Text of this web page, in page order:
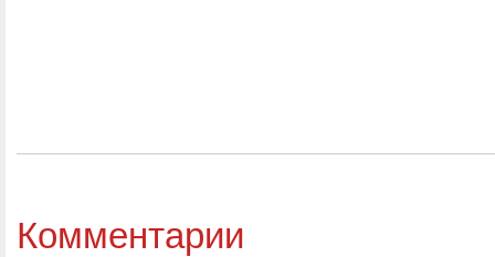
Комментарии